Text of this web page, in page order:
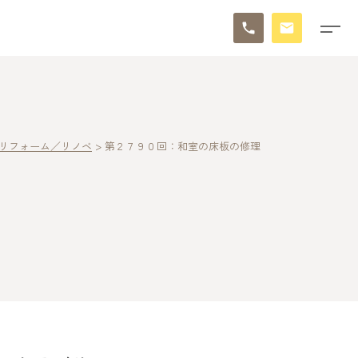
リフォーム／リノベ > 第２７９０回：和室の床板の修理